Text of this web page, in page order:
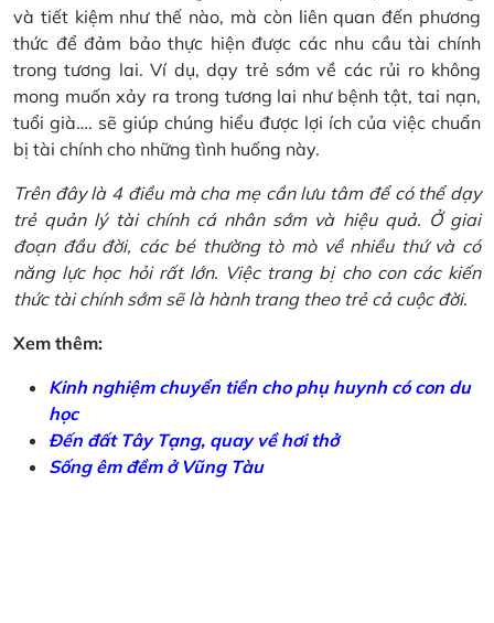
và tiết kiệm như thế nào, mà còn liên quan đến phương
thức để đảm bảo thực hiện được các nhu cầu tài chính
trong tương lai. Ví dụ, dạy trẻ sớm về các rủi ro không
mong muốn xảy ra trong tương lai như bệnh tật, tai nạn,
tuổi già…. sẽ giúp chúng hiểu được lợi ích của việc chuẩn
bị tài chính cho những tình huống này.
Trên đây là 4 điều mà cha mẹ cần lưu tâm để có thể dạy
trẻ quản lý tài chính cá nhân sớm và hiệu quả. Ở giai
đoạn đầu đời, các bé thường tò mò về nhiều thứ và có
năng lực học hỏi rất lớn. Việc trang bị cho con các kiến
thức tài chính sớm sẽ là hành trang theo trẻ cả cuộc đời.
Xem thêm:
Kinh nghiệm chuyển tiền cho phụ huynh có con du
học
Đến đất Tây Tạng, quay về hơi thở
Sống êm đềm ở Vũng Tàu